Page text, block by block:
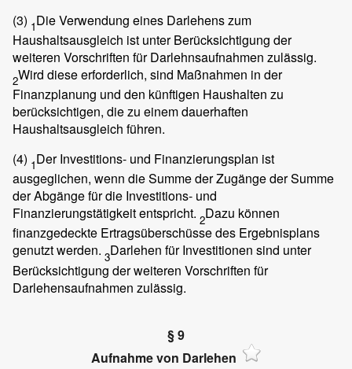
(3) 1Die Verwendung eines Darlehens zum
Haushaltsausgleich ist unter Berücksichtigung der
weiteren Vorschriften für Darlehnsaufnahmen zulässig.
2Wird diese erforderlich, sind Maßnahmen in der
Finanzplanung und den künftigen Haushalten zu
berücksichtigen, die zu einem dauerhaften
Haushaltsausgleich führen.
(4) 1Der Investitions- und Finanzierungsplan ist
ausgeglichen, wenn die Summe der Zugänge der Summe
der Abgänge für die Investitions- und
Finanzierungstätigkeit entspricht. 2Dazu können
finanzgedeckte Ertragsüberschüsse des Ergebnisplans
genutzt werden. 3Darlehen für Investitionen sind unter
Berücksichtigung der weiteren Vorschriften für
Darlehensaufnahmen zulässig.
§ 9
Aufnahme von Darlehen